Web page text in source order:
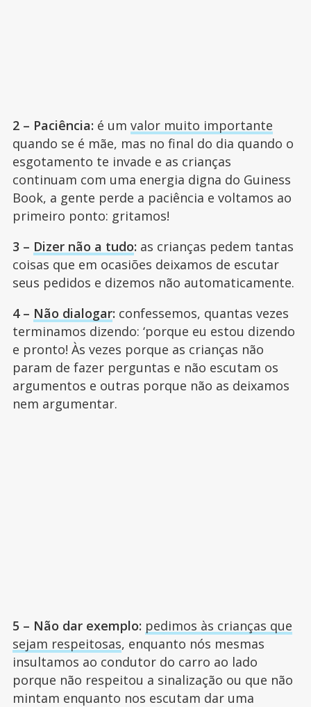
2 – Paciência: é um valor muito importante
quando se é mãe, mas no final do dia quando o
esgotamento te invade e as crianças
continuam com uma energia digna do Guiness
Book, a gente perde a paciência e voltamos ao
primeiro ponto: gritamos!
3 – Dizer não a tudo: as crianças pedem tantas
coisas que em ocasiões deixamos de escutar
seus pedidos e dizemos não automaticamente.
4 – Não dialogar: confessemos, quantas vezes
terminamos dizendo: ‘porque eu estou dizendo
e pronto! Às vezes porque as crianças não
param de fazer perguntas e não escutam os
argumentos e outras porque não as deixamos
nem argumentar.
5 – Não dar exemplo: pedimos às crianças que
sejam respeitosas, enquanto nós mesmas
insultamos ao condutor do carro ao lado
porque não respeitou a sinalização ou que não
mintam enquanto nos escutam dar uma